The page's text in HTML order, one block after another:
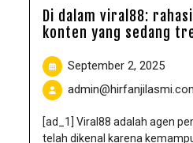
Di dalam viral88:
konten yang sedang
September 2, 2025
[ad_1] Viral88 adalah agen
telah dikenal karena